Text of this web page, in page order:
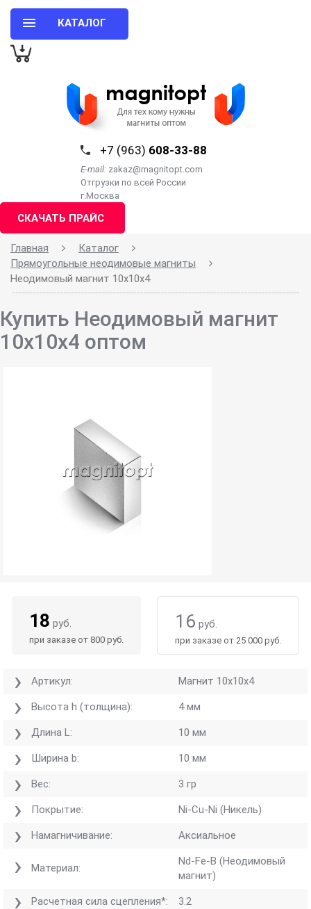
КАТАЛОГ
+7 (963) 608-33-88
E-mail: zakaz@magnitopt.com
Отгрузки по всей России
г.Москва
СКАЧАТЬ ПРАЙС
Главная
Каталог
Прямоугольные неодимовые магниты
Неодимовый магнит 10х10х4
Купить Неодимовый магнит
10х10х4 оптом
18 руб.
при заказе от 800 руб.
16 руб.
при заказе от 25 000 руб.
Артикул: Магнит 10х10х4
Высота h (толщина): 4 мм
Длина L: 10 мм
Ширина b: 10 мм
Вес: 3 гр
Покрытие: Ni-Cu-Ni (Никель)
Намагничивание: Аксиальное
Материал:
Nd-Fe-B (Неодимовый
магнит)
Расчетная сила сцепления*: 3.2